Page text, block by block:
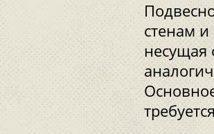
стенам и
несущая